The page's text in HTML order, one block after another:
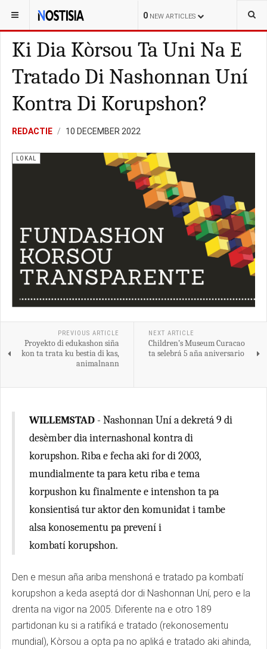
0 NEW ARTICLES
YOU ARE HERE: CURAÇAO LOKAL
Ki Dia Kòrsou Ta Uni Na E
Tratado Di Nashonnan Uní
Kontra Di Korupshon?
REDACTIE 10 DECEMBER 2022
LOKAL
PREVIOUS ARTICLE
Proyekto di edukashon siña
kon ta trata ku bestia di kas,
animalnann
NEXT ARTICLE
Children’s Museum Curacao
ta selebrá 5 aña aniversario
WILLEMSTAD - Nashonnan Uní a dekretá 9 di
desèmber dia internashonal kontra di
korupshon. Riba e fecha aki for di 2003,
mundialmente ta para ketu riba e tema
korpushon ku finalmente e intenshon ta pa
konsientisá tur aktor den komunidat i tambe
alsa konosementu pa prevení i
kombatí korupshon.
Den e mesun aña ariba menshoná e tratado pa kombatí
korupshon a keda aseptá dor di Nashonnan Uní, pero e la
drenta na vigor na 2005. Diferente na e otro 189
partidonan ku si a ratifiká e tratado (rekonosementu
mundial), Kòrsou a opta pa no apliká e tratado aki ahinda,